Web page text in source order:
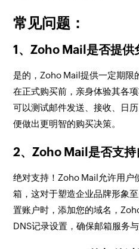
常见问题：
1、Zoho Mail是否提供
是的，Zoho Mail提供一定期限
在正式购买前，亲身体验其各
可以测试邮件发送、接收、日
便做出更明智的购买决策。
2、Zoho Mail是否支持
绝对支持！Zoho Mail允许用户
箱，这对于塑造企业品牌形象
置账户时，添加您的域名，
DNS记录设置，确保邮箱服务